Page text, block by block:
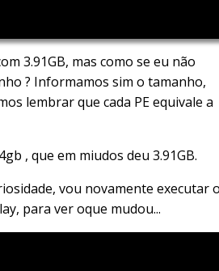
3.91GB, mas como se eu não
? Informamos sim o tamanho,
lembrar que cada PE equivale a
, que em miudos deu 3.91GB.
vou novamente executar
para ver oque mudou...